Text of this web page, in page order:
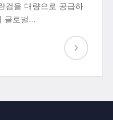
검을 대량으로 공급하
글로벌…